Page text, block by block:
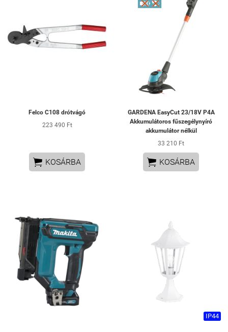
Felco C108 drótvágó
223 490 Ft
 KOSÁRBA
GARDENA EasyCut 23/18V P4A
Akkumulátoros fűszegélynyíró
akkumulátor nélkül
33 210 Ft
 KOSÁRBA
IP44